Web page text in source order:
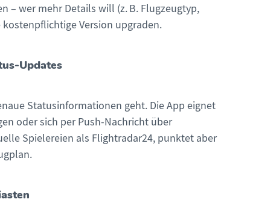
– wer mehr Details will (z. B. Flugzeugtyp,
Version upgraden.
Updates
Statusinformationen geht. Die App eignet
oder sich per Push-Nachricht über
Spielereien als Flightradar24, punktet aber